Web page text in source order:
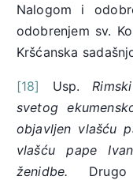
Nalogom i
odobrenjem sv.
Kršćanska
[18] Usp.
svetog
objavljen vlašću
vlašću pape
ženidbe. Drugo